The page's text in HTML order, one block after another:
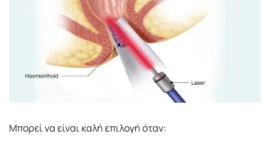
Μπορεί να είναι καλή επιλογή όταν: